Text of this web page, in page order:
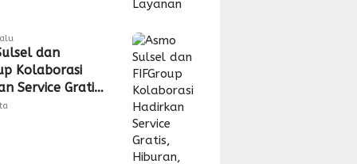
dan
Kolaborasi
Service Gratis,
hingga